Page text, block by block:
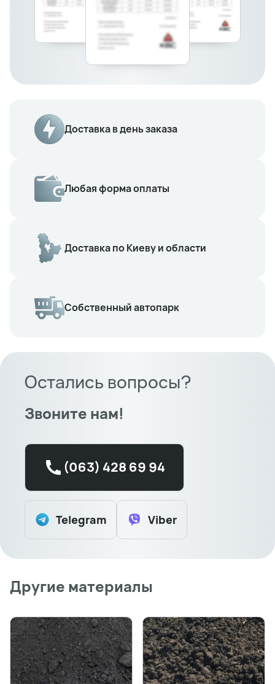
Доставка в день заказа
Любая форма оплаты
Доставка по Киеву и области
Собственный автопарк
Остались вопросы?
Звоните нам!
(063) 428 69 94
Telegram Viber
Другие материалы